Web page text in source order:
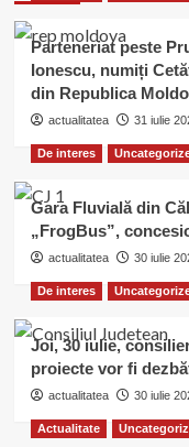
Parteneriat peste
Ionescu, numiți
din Republica
actualitatea 31 iulie
De interes
Gara Fluvială din
„FrogBus”,
actualitatea 30 iulie
De interes
Joi, 30 iulie,
proiecte vor fi
actualitatea 30 iulie
Actualitate